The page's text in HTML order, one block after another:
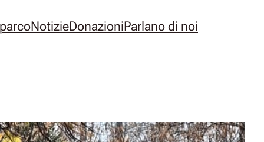
NotizieDonazioniParlano di noi